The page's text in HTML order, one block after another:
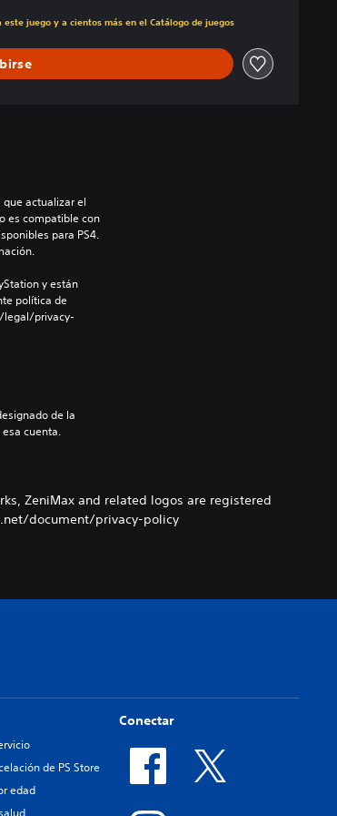
US$29.99
juego y a cientos más en el Catálogo de juegos
que actualizar el
es compatible con
para PS4.
y están
política de
legal/privacy-
de la
cuenta.
ZeniMax and related logos are registered
document/privacy-policy
de PS Store
edad
Conectar